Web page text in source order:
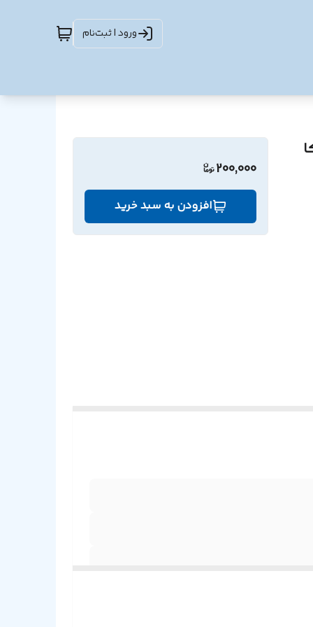
ورود | ثبت‌نام
200,000
افزودن به سبد خرید